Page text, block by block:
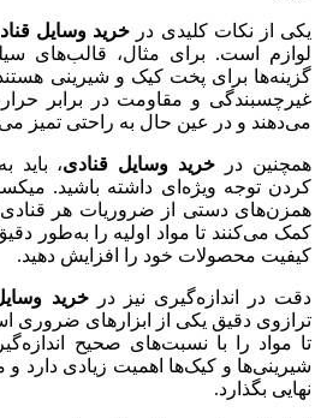
یکی از نکات کلیدی در خرید وسایل
لوازم است. برای مثال، قالب‌های
گزینه‌ها برای پخت کیک و شیرینی
غیرچسبندگی و مقاومت در برابر
می‌دهند و در عین حال به راحتی تمیز
همچنین در خرید وسایل قنادی، باید
کردن توجه ویژه‌ای داشته باشید.
همزن‌های دستی از ضروریات هر قنادی
کمک می‌کنند تا مواد اولیه را به‌طور
کیفیت محصولات خود را افزایش دهید.
دقت در اندازه‌گیری نیز درخرید
ترازوی دقیق یکی از ابزارهای
تا مواد را با نسبت‌های صحیح
شیرینی‌ها و کیک‌ها اهمیت زیادی دارد و
نهایی بگذارد.